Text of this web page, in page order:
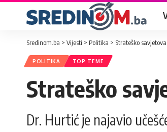
Sredinom.ba > Vijesti > Politika > Strateško
POLITIKA TOP TEME
Strateško
Dr. Hurtić je najavio